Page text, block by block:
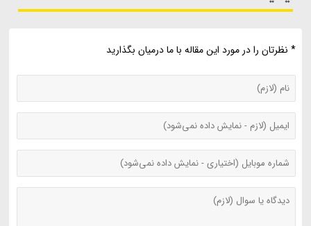
* نظرتان را در مورد این مقاله با ما درمیان بگذارید